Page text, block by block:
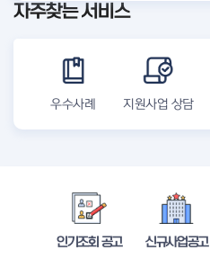
4
자주찾는 서비스
우수사례 지원사업 상담
인기조회 공고 신규사업공고